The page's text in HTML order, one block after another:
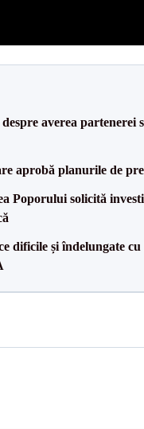
averea partenerei
aprobă planurile de
Poporului solicită
dificile și îndelungate